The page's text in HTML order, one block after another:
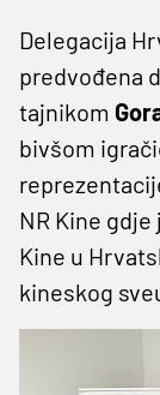
Delegacija
predvođena
tajnikom
bivšom
NR Kine
Kine u
kineskog